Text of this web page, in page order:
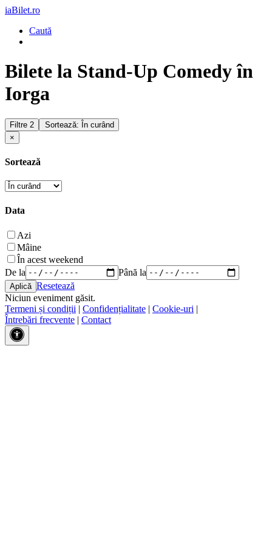
iaBilet.ro
Caută
Bilete la Stand-Up Comedy în
Iorga
Filtre 2
Sortează: În curând
×
Sortează
Data
Azi
Mâine
În acest weekend
De la
Până la
Resetează
Niciun eveniment găsit.
Termeni și condiții | Confidențialitate | Cookie-uri |
Întrebări frecvente | Contact